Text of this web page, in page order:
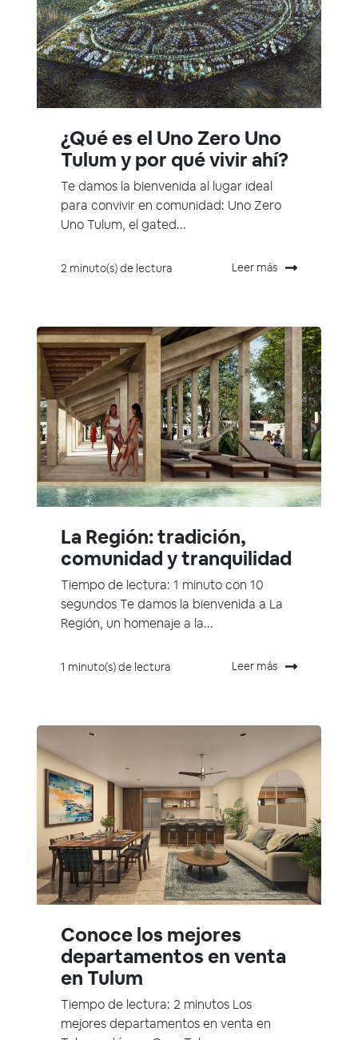
¿Qué es el Uno Zero Uno
Tulum y por qué vivir ahí?
Te damos la bienvenida al lugar ideal
para convivir en comunidad: Uno Zero
Uno Tulum, el gated...
2 minuto(s) de lectura Leer más
La Región: tradición,
comunidad y tranquilidad
Tiempo de lectura: 1 minuto con 10
segundos Te damos la bienvenida a La
Región, un homenaje a la...
1 minuto(s) de lectura Leer más
Conoce los mejores
departamentos en venta
en Tulum
Tiempo de lectura: 2 minutos Los
mejores departamentos en venta en